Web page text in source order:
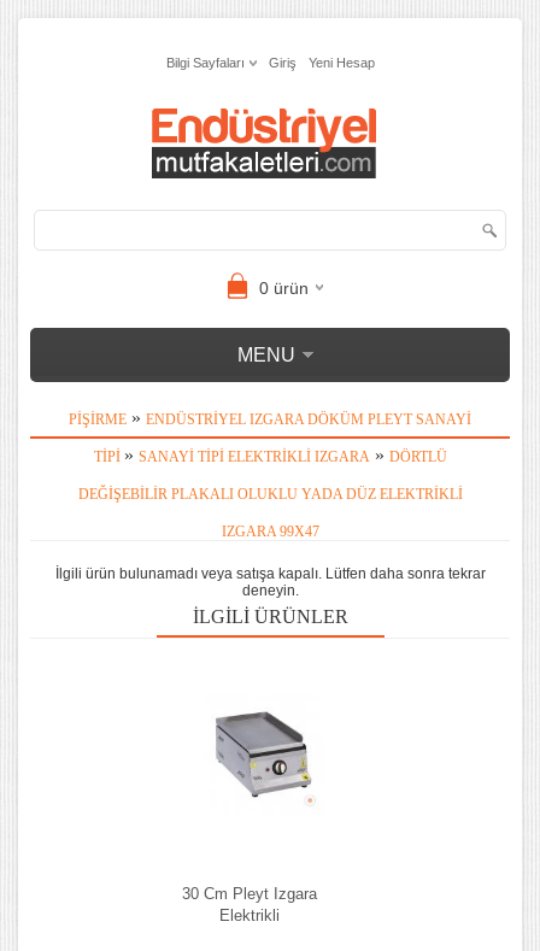
Bilgi Sayfaları Giriş Yeni Hesap
0ürün
MENU
PIŞIRME » ENDÜSTRIYEL IZGARA DÖKÜM PLEYT SANAYI
TIPI » SANAYI TIPI ELEKTRIKLI IZGARA » DÖRTLÜ
DEĞIŞEBILIR PLAKALI OLUKLU YADA DÜZ ELEKTRIKLI
IZGARA 99X47
İlgili ürün bulunamadı veya satışa kapalı. Lütfen daha sonra tekrar
deneyin.
İLGILI ÜRÜNLER
30 Cm Pleyt Izgara
Elektrikli